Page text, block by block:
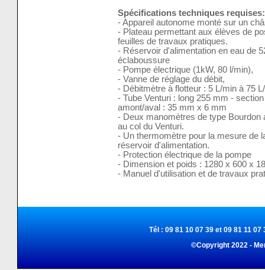
Spécifications techniques requises:
- Appareil autonome monté sur un
- Plateau permettant aux élèves de
feuilles de travaux pratiques.
- Réservoir d'alimentation en eau de
éclaboussure
- Pompe électrique (1kW, 80 l/min),
- Vanne de réglage du débit,
- Débitmètre à flotteur : 5 L/min à 75
- Tube Venturi : long 255 mm -
amont/aval : 35 mm x 6 mm
- Deux manomètres de type Bourdon
au col du Venturi.
- Un thermomètre pour la mesure de
réservoir d'alimentation.
- Protection électrique de la pompe
- Dimension et poids : 1280 x 600 x
- Manuel d'utilisation et de travaux
Tél : 09 81 10 07 39 et 09 81 11
©Copyright 2022 -